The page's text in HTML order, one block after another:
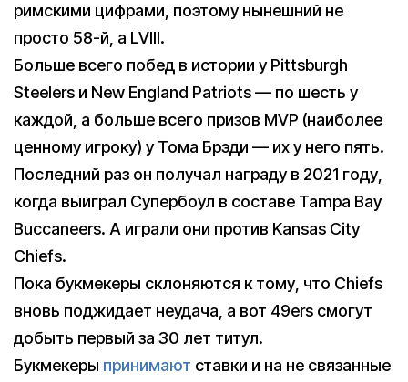
римскими цифрами, поэтому нынешний не
просто 58-й, а LVIII.
Больше всего побед в истории у Pittsburgh
Steelers и New England Patriots — по шесть у
каждой, а больше всего призов MVP (наиболее
ценному игроку) у Тома Брэди — их у него пять.
Последний раз он получал награду в 2021 году,
когда выиграл Супербоул в составе Tampa Bay
Buccaneers. А играли они против Kansas City
Chiefs.
Пока букмекеры склоняются к тому, что Chiefs
вновь поджидает неудача, а вот 49ers смогут
добыть первый за 30 лет титул.
Букмекеры принимают ставки и на не связанные